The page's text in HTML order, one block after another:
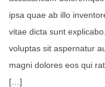
ipsa quae ab illo
vitae dicta sunt
voluptas sit aspernatur
magni dolores eos qui
[…]